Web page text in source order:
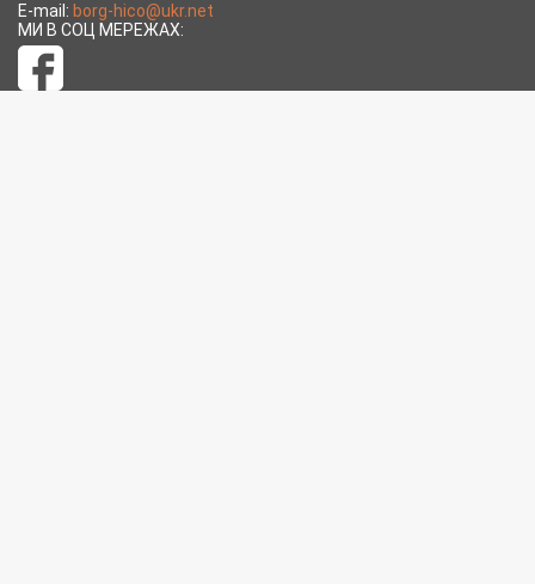
E-mail: borg-hico@ukr.net
МИ В СОЦ МЕРЕЖАХ: